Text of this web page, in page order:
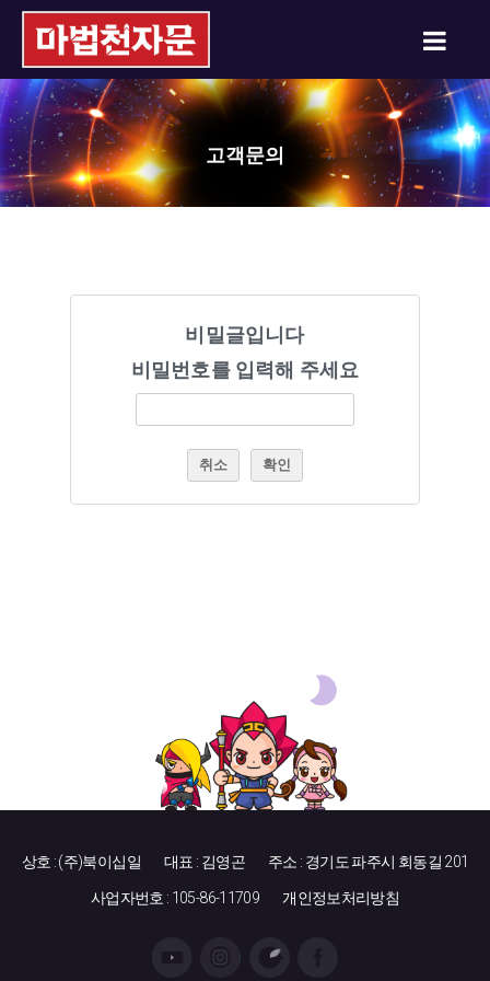
고객문의
비밀글입니다
비밀번호를 입력해 주세요
취소 확인
상호 : (주)북이십일 대표 : 김영곤 주소 : 경기도 파주시 회동길 201
사업자번호 : 105-86-11709 개인정보처리방침